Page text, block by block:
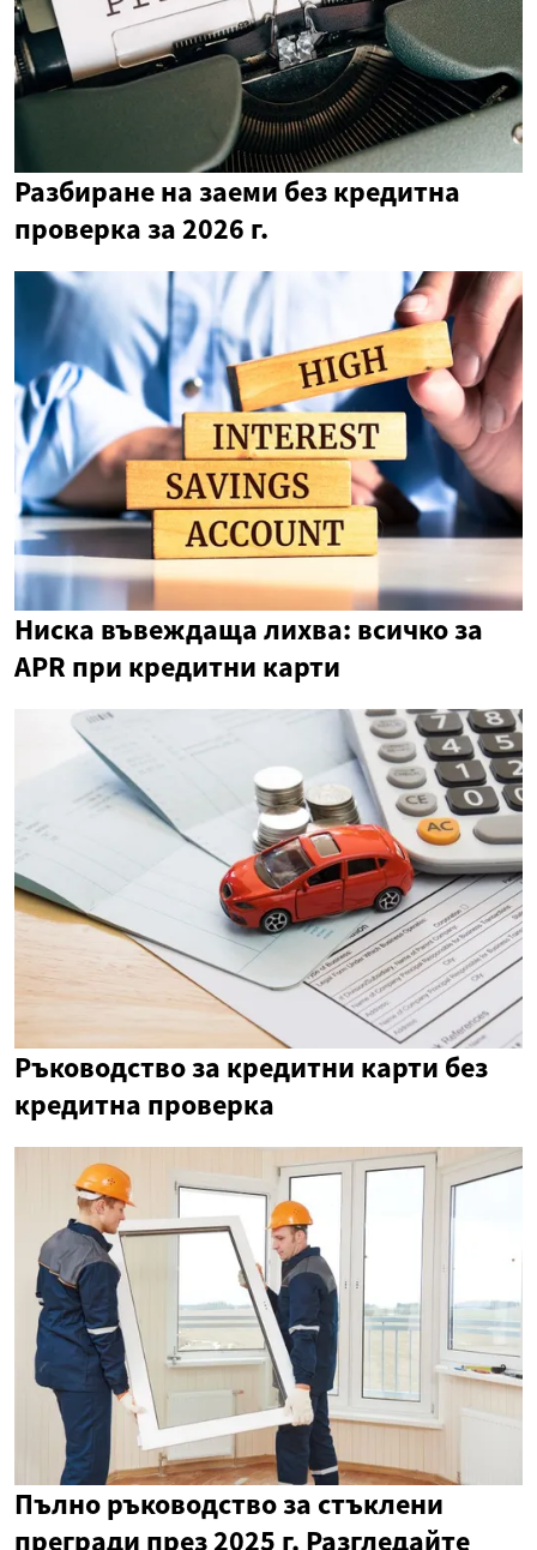
Разбиране на заеми без кредитна
проверка за 2026 г.
Ниска въвеждаща лихва: всичко за
APR при кредитни карти
Ръководство за кредитни карти без
кредитна проверка
Пълно ръководство за стъклени
прегради през 2025 г. Разгледайте